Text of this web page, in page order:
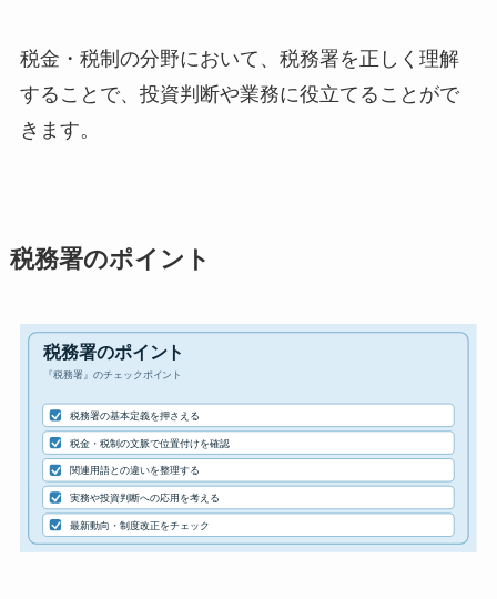
税金・税制の分野において、税務署を正しく理解
することで、投資判断や業務に役立てることがで
きます。
税務署のポイント